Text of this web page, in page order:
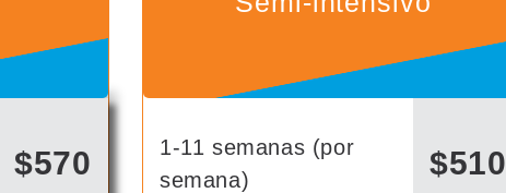
$570
1-11 semanas (por
semana)
$510